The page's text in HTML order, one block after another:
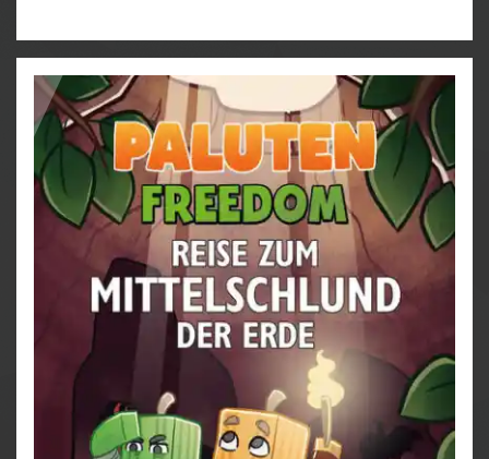
und gefährlichsten Berg Freedoms gibt: Mount
Schmeverest.
Paluten und Edgar machen sich natürlich sofort auf
den Weg, um das seltene Metall zu besorgen, stoßen
dabei allerdings auf unerwartete Gefahren und
unvorhergesehene Hindernisse. Schaffen sie es,
diesen Widrigkeiten zu trotzen und das Metall zu
bekommen?